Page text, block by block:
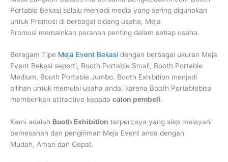
Portable Bekasi selalu menjadi media yang sering digunakan
untuk Promosi di berbagai bidang usaha, Meja
Promosi memainkan peranan penting dalam setiap usaha.
Beragam Tipe Meja Event Bekasi dengan berbagai ukuran Meja
Event Bekasi seperti, Booth Portable Small, Booth Portable
Medium, Booth Portable Jumbo. Booth Exhibition menjadi
pilihan untuk memulai usaha anda, karena Booth Portablebisa
memberikan attractive kepada calon pembeli.
Kami adalah Booth Exhibition terpercaya yang siap melayani
pemesanan dan pengiriman Meja Event anda dengan
Mudah, Aman dan Cepat.